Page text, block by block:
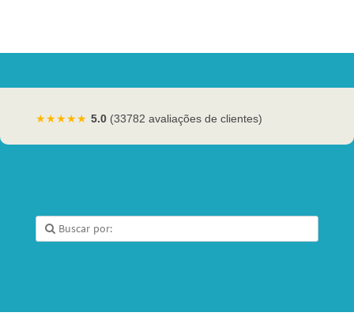
★★★★★ 5.0 (33782 avaliações de clientes)